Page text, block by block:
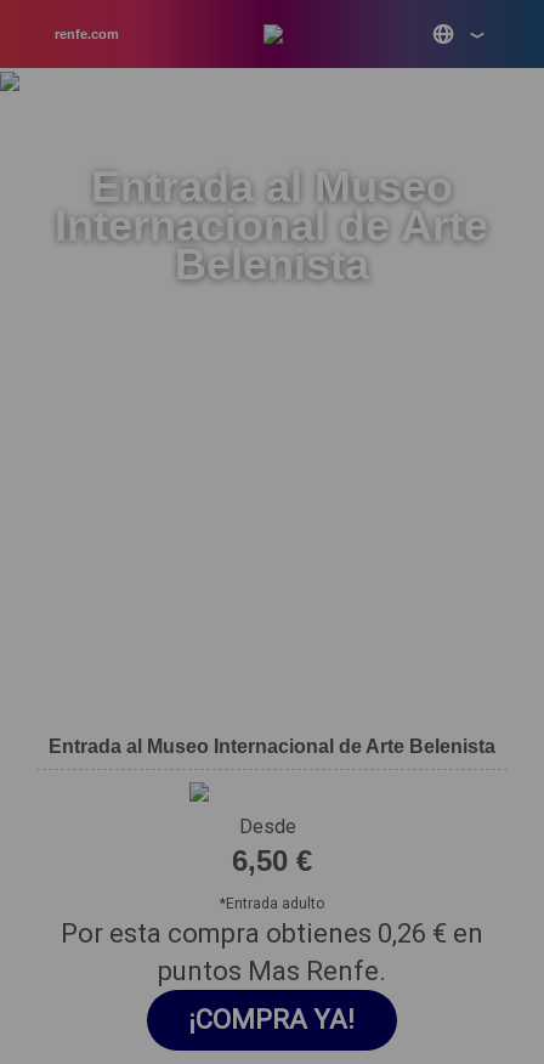
renfe.com
Entrada al Museo
Internacional de Arte
Belenista
Entrada al Museo Internacional de Arte Belenista
Desde
6,50 €
*Entrada adulto
Por esta compra obtienes 0,26 € en
puntos Mas Renfe.
¡COMPRA YA!